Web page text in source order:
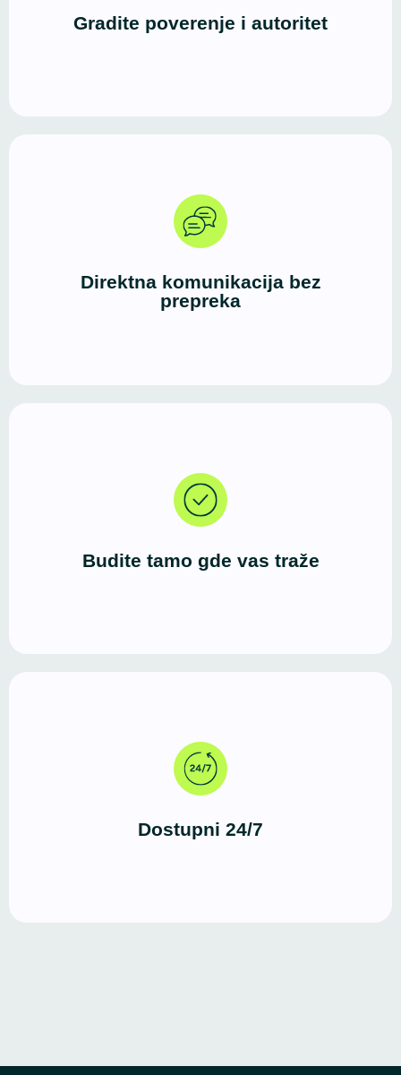
Gradite poverenje i autoritet
ka kontaktu ili kupovini.
Direktna komunikacija bez
prepreka
Dobar dizajn i čista struktura poruka stvaraju brz i
suvišnih koraka i lutanja.
Budite tamo gde vas traže
Danas većina korisnika započinje potragu za
uslugama, proizvodima ili informacijama upravo
putem interneta.
Dostupni 24/7
Za razliku od fizičkog prostora, WordPress sajt
radi neprekidno. Vašu ponudu mogu da istraže u
bilo koje vreme, sa bilo kog uređaja.